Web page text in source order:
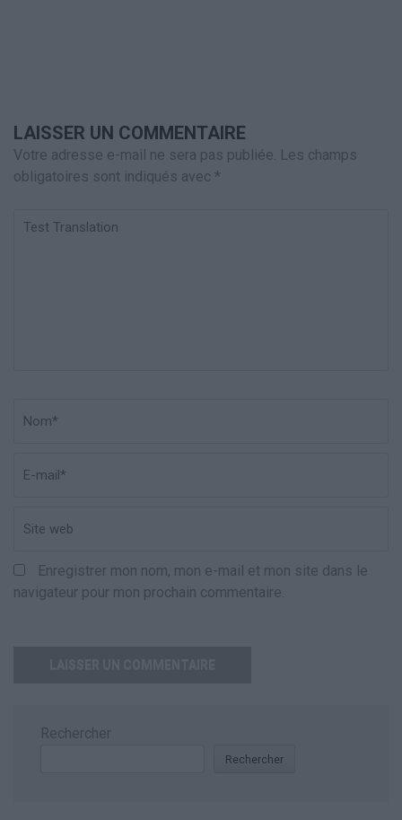
LAISSER UN COMMENTAIRE
Votre adresse e-mail ne sera pas publiée. Les champs
obligatoires sont indiqués avec *
Test
Enregistrer mon nom, mon e-mail et mon site dans le
navigateur pour mon prochain commentaire.
Rechercher
Rechercher